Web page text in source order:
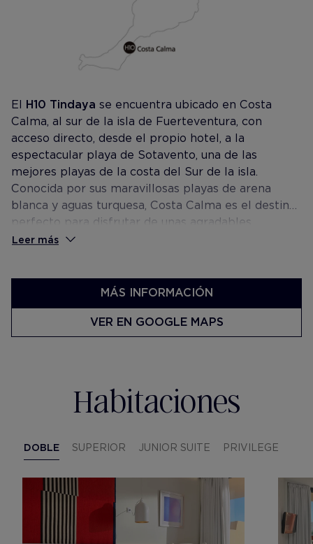
El H10 Tindaya se encuentra ubicado en Costa
Calma, al sur de la isla de Fuerteventura, con
acceso directo, desde el propio hotel, a la
espectacular playa de Sotavento, una de las
mejores playas de la costa del Sur de la isla.
Conocida por sus maravillosas playas de arena
blanca y aguas turquesa, Costa Calma es el destino
perfecto para disfrutar de unas agradables
vacaciones en familia, en pareja o con amigos.
Leer más
MÁS INFORMACIÓN
VER EN GOOGLE MAPS
Habitaciones
DOBLE SUPERIOR JUNIOR SUITE PRIVILEGE